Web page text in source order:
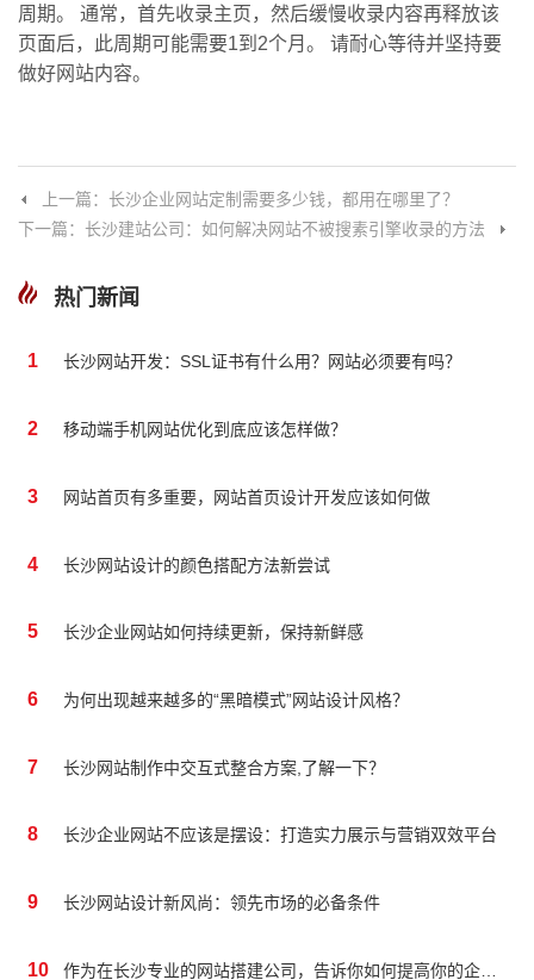
周期。 通常，首先收录主页，然后缓慢收录内容再释放该
页面后，此周期可能需要1到2个月。 请耐心等待并坚持要
做好网站内容。
上一篇：长沙企业网站定制需要多少钱，都用在哪里了？
下一篇：长沙建站公司：如何解决网站不被搜素引擎收录的方法
热门新闻
1 长沙网站开发：SSL证书有什么用？网站必须要有吗？
2 移动端手机网站优化到底应该怎样做？
3 网站首页有多重要，网站首页设计开发应该如何做
4 长沙网站设计的颜色搭配方法新尝试
5 长沙企业网站如何持续更新，保持新鲜感
6 为何出现越来越多的“黑暗模式”网站设计风格？
7 长沙网站制作中交互式整合方案,了解一下？
8 长沙企业网站不应该是摆设：打造实力展示与营销双效平台
9 长沙网站设计新风尚：领先市场的必备条件
10